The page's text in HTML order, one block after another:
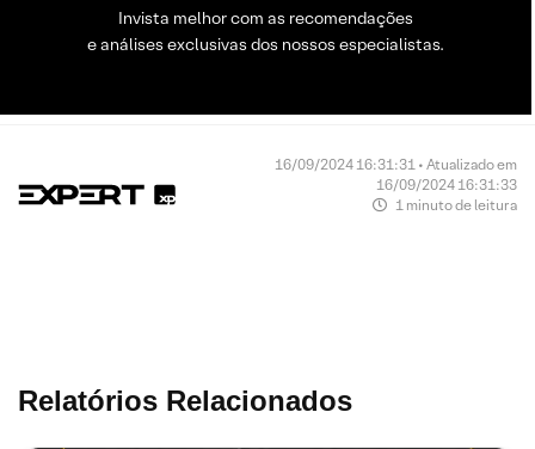
Invista melhor com as recomendações
e análises exclusivas dos nossos especialistas.
16/09/2024 16:31:31 • Atualizado em
16/09/2024 16:31:33
1 minuto de leitura
Relatórios Relacionados